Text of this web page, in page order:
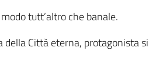
tutt’altro che banale.
della Città eterna, protagonista